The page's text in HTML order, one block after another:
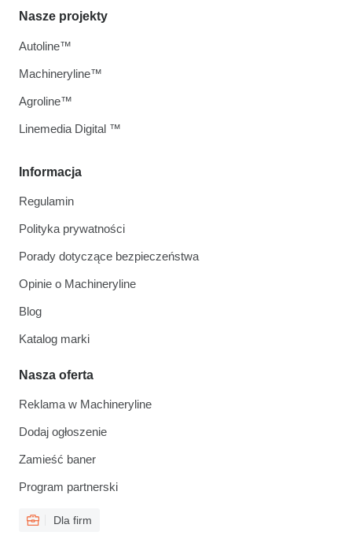
Informacja
Regulamin
Polityka prywatności
Porady dotyczące bezpieczeństwa
Opinie o Machineryline
Blog
Katalog marki
Nasza oferta
Reklama w Machineryline
Dodaj ogłoszenie
Zamieść baner
Program partnerski
Dla firm
Nasze projekty
Autoline™
Machineryline™
Agroline™
Linemedia Digital ™